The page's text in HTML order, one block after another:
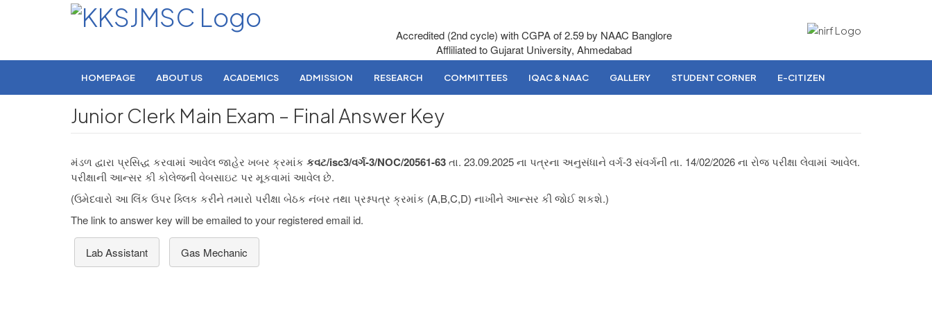
Accredited (2nd cycle) with CGPA of 2.59 by NAAC Banglore
Affliliated to Gujarat University, Ahmedabad
HOMEPAGE ABOUT US ACADEMICS ADMISSION RESEARCH COMMITTEES IQAC & NAAC GALLERY STUDENT CORNER E-CITIZEN
Junior Clerk Main Exam – Final Answer Key
મંડળ દ્વારા પ્રસિદ્ધ કરવામાં આવેલ જાહેર ખબર ક્રમાંક કવટ/isc3/વર્ગ-3/NOC/20561-63તા. 23.09.2025 ના પત્રના અનુસંધાને વર્ગ-3 સંવર્ગની તા. 14/02/2026 ના રોજ પરીક્ષા લેવામાં આવેલ.
પરીક્ષાની આન્સર કી કોલેજની વેબસાઇટ પર મૂકવામાં આવેલ છે.
(ઉમેદવારો આ લિંક ઉપર ક્લિક કરીને તમારો પરીક્ષા બેઠક નંબર તથા પ્રશ્નપત્ર ક્રમાંક (A,B,C,D) નાખીને આન્સર કી જોઈ શકશે.)
The link to answer key will be emailed to your registered email id.
Lab Assistant Gas Mechanic